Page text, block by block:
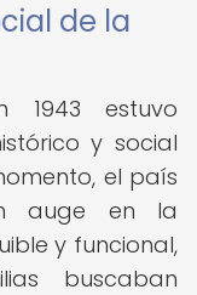
de la
1943 estuvo
y social
el país
auge en la
y funcional,
buscaban